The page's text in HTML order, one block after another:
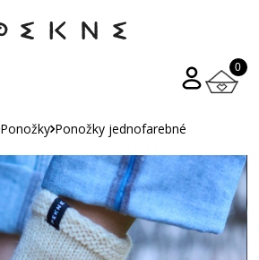
0
Ponožky Ponožky jednofarebné